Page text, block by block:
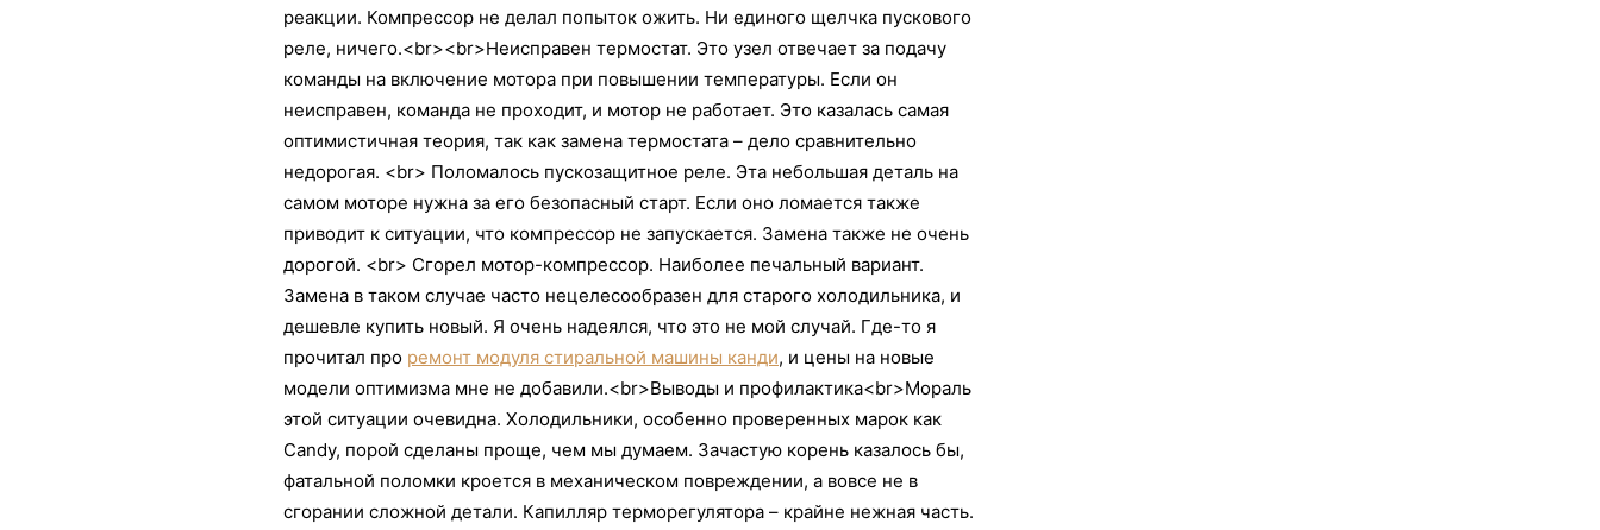
реакции. Компрессор не делал попыток ожить. Ни единого щелчка пускового
реле, ничего.<br><br>Неисправен термостат. Это узел отвечает за подачу
команды на включение мотора при повышении температуры. Если он
неисправен, команда не проходит, и мотор не работает. Это казалась самая
оптимистичная теория, так как замена термостата – дело сравнительно
недорогая. <br> Поломалось пускозащитное реле. Эта небольшая деталь на
самом моторе нужна за его безопасный старт. Если оно ломается также
приводит к ситуации, что компрессор не запускается. Замена также не очень
дорогой. <br> Сгорел мотор-компрессор. Наиболее печальный вариант.
Замена в таком случае часто нецелесообразен для старого холодильника, и
дешевле купить новый. Я очень надеялся, что это не мой случай. Где-то я
прочитал про ремонт модуля стиральной машины канди, и цены на новые
модели оптимизма мне не добавили.<br>Выводы и профилактика<br>Мораль
этой ситуации очевидна. Холодильники, особенно проверенных марок как
Candy, порой сделаны проще, чем мы думаем. Зачастую корень казалось бы,
фатальной поломки кроется в механическом повреждении, а вовсе не в
сгорании сложной детали. Капилляр терморегулятора – крайне нежная часть.